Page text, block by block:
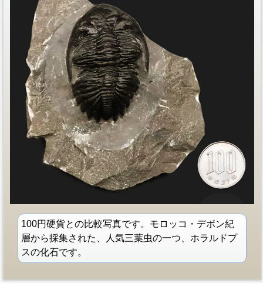
100円硬貨との比較写真です。モロッコ・デボン紀
層から採集された、人気三葉虫の一つ、ホラルドプ
スの化石です。